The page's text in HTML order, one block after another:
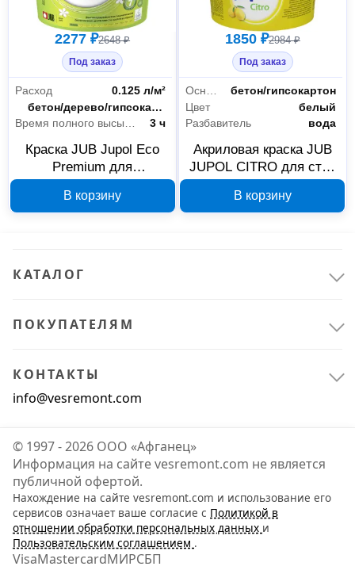
Строительные материалы 4
Отделочные материалы
2277 ₽2648 ₽
Под заказ
Расход
0.125 л/м²
Основания
бетон/дерево/гипсокартон
Время полного высыхания
3 ч
Краска JUB Jupol Eco
Premium для
A, 2 л, 2000000136806
В корзину
1850 ₽2984 ₽
Под заказ
бетон/гипсокартон
Цвет
белый
Разбавитель
вода
Акриловая краска JUB
JUPOL CITRO для стен
1002539
В корзину
КАТАЛОГ
ПОКУПАТЕЛЯМ
КОНТАКТЫ
info@vesremont.com
© 1997 - 2026 ООО «Афганец»
Информация на сайте vesremont.com не является
публичной офертой.
Нахождение на сайте vesremont.com и использование его
сервисов означает ваше согласие с Политикой в
отношении обработки персональных данных и
Пользовательским соглашением .
VisaMastercardМИРСБП